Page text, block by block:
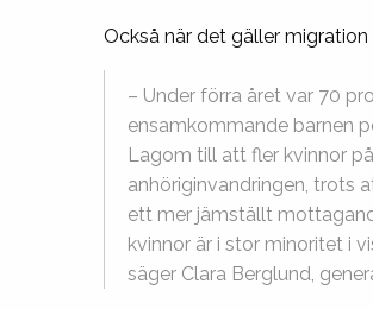
Också när det gäller
– Under förra året var 70
ensamkommande barnen
Lagom till att fler kvinnor
anhöriginvandringen, trots
ett mer jämställt
kvinnor är i stor minoritet i
säger Clara Berglund,